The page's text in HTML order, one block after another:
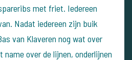
met friet. Iedereen
Nadat iedereen zijn buik
van Klaveren nog wat over
over de lijnen, onderlijnen